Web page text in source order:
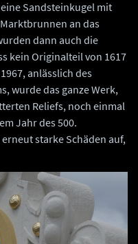
Sandsteinkugel mit
an das
dann auch die
kein Originalteil von 1617
anlässlich des
wurde das ganze Werk,
Reliefs, noch einmal
Jahr des 500.
starke Schäden auf,